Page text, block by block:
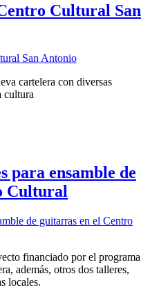
Cultural San
cartelera con diversas
cultura
para ensamble de
Cultural
financiado por el programa
además, otros dos talleres,
locales.